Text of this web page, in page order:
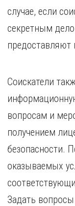
случае, если
секретным
предоставляют
Соискатели
вопросам и
получением
безопасности.
оказываемых
Задать